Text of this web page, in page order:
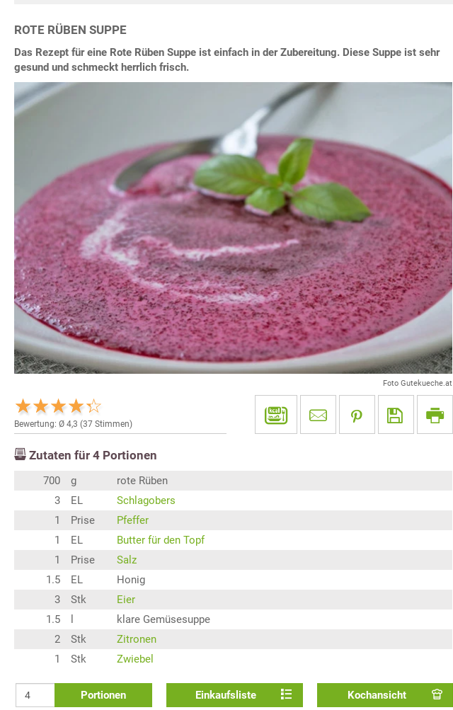
ROTE RÜBEN SUPPE
Das Rezept für eine Rote Rüben Suppe ist einfach in der Zubereitung. Diese Suppe ist sehr
gesund und schmeckt herrlich frisch.
Foto Gutekueche.at
Bewertung: Ø 4,3 (37 Stimmen)
Zutaten für 4 Portionen
700 g
rote Rüben
3
EL
Schlagobers
1
Prise
Pfeffer
1
EL
Butter für den Topf
1
Prise
Salz
1.5
EL
Honig
3
Stk
Eier
1.5
klare Gemüsesuppe
2
Stk
Zitronen
1
Stk Zwiebel
Portionen Einkaufsliste Kochansicht